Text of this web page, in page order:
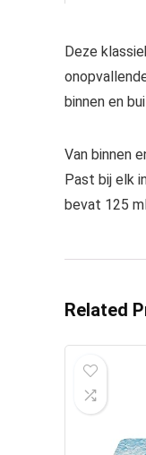
Deze
binnen en
Van binnen
Past bij elk
bevat 125
Related